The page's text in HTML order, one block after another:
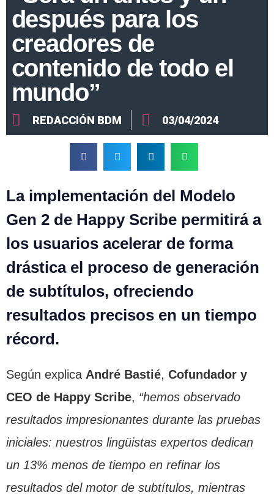
después para los
creadores de
contenido de todo el
mundo”
REDACCIÓN BDM 03/04/2024
La implementación del Modelo
Gen 2 de Happy Scribe permitirá a
los usuarios acelerar de forma
drástica el proceso de generación
de subtítulos, ofreciendo
resultados precisos en un tiempo
récord.
Según explica André Bastié, Cofundador y
CEO de Happy Scribe, “hemos observado
resultados impresionantes durante las pruebas
iniciales: nuestros lingüistas expertos dedican
un 13% menos de tiempo en refinar los
resultados del motor de subtítulos, mientras